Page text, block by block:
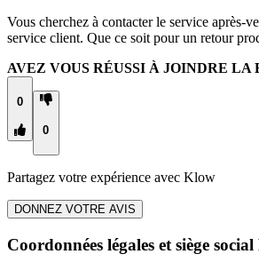
Vous cherchez à contacter le service
service client. Que ce soit pour un retour
AVEZ VOUS RÉUSSI À JOINDRE LA
0
0
Partagez votre expérience avec Klow
DONNEZ VOTRE AVIS
Coordonnées légales et siège